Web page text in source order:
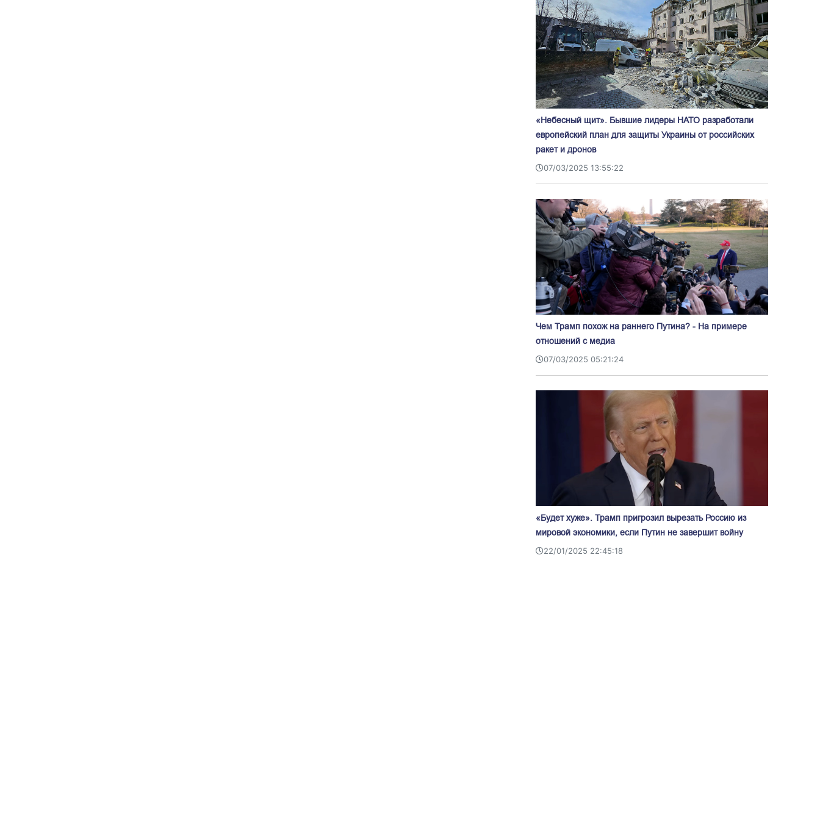
«Небесный щит». Бывшие лидеры НАТО разработали
европейский план для защиты Украины от российских
ракет и дронов
07/03/2025 13:55:22
Чем Трамп похож на раннего Путина? - На примере
отношений с медиа
07/03/2025 05:21:24
«Будет хуже». Трамп пригрозил вырезать Россию из
мировой экономики, если Путин не завершит войну
22/01/2025 22:45:18